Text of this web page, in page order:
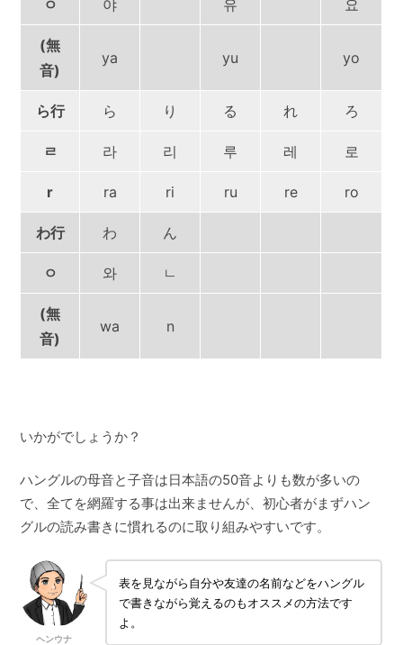
ㅇ 야 유 요
(無
音)
ya yu yo
ら行 ら り る れ ろ
ㄹ 라 리 루 레 로
r ra ri ru re ro
わ行 わ ん
ㅇ 와 ㄴ
(無
音)
wa n
いかがでしょうか？
ハングルの母音と子音は日本語の50音よりも数が多いの
で、全てを網羅する事は出来ませんが、初心者がまずハン
グルの読み書きに慣れるのに取り組みやすいです。
ヘンウナ
表を見ながら自分や友達の名前などをハングル
で書きながら覚えるのもオススメの方法です
よ。